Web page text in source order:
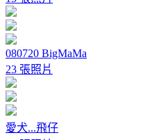
080720 BigMaMa
23 張照片
愛犬...飛仔